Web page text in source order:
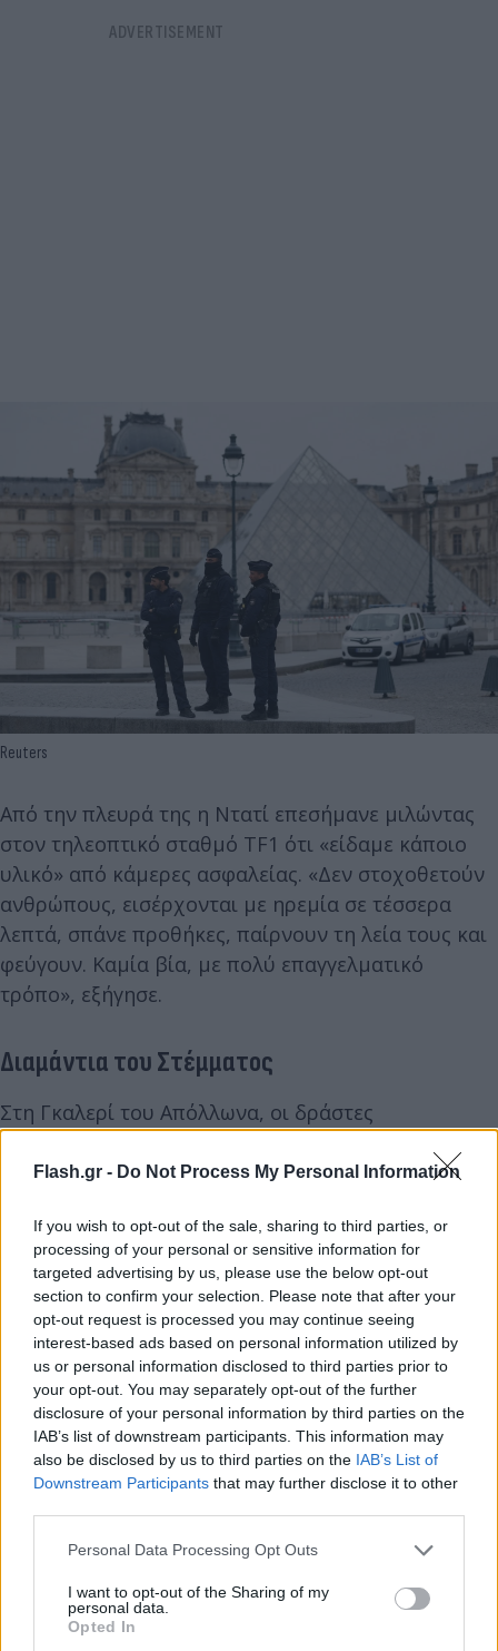
Flash.gr - Do Not Process My Personal Information
If you wish to opt-out of the sale, sharing to third parties, or
processing of your personal or sensitive information for
targeted advertising by us, please use the below opt-out
section to confirm your selection. Please note that after your
opt-out request is processed you may continue seeing
interest-based ads based on personal information utilized by
us or personal information disclosed to third parties prior to
your opt-out. You may separately opt-out of the further
disclosure of your personal information by third parties on the
IAB’s list of downstream participants. This information may
also be disclosed by us to third parties on the IAB’s List of
Downstream Participants that may further disclose it to other
Please note that this website/app uses one or more Google
not limited to your visit or usage behaviour. You may click to
grant or deny consent to Google and its third-party tags to
use your data for below specified purposes in below Google
Personal Data Processing Opt Outs
I want to opt-out of the Sharing of my
personal data.
Opted In
Reuters
Από την πλευρά της η Ντατί επεσήμανε μιλώντας
στον τηλεοπτικό σταθμό TF1 ότι «είδαμε κάποιο
υλικό» από κάμερες ασφαλείας. «Δεν στοχοθετούν
ανθρώπους, εισέρχονται με ηρεμία σε τέσσερα
λεπτά, σπάνε προθήκες, παίρνουν τη λεία τους και
φεύγουν. Καμία βία, με πολύ επαγγελματικό
τρόπο», εξήγησε.
Διαμάντια του Στέμματος
Στη Γκαλερί του Απόλλωνα, οι δράστες
επικεντρώθηκαν σε «δύο προθήκες», σύμφωνα με
τον Νουνιέζ.
Η γκαλερί, η οποία κατασκευάστηκε κατόπιν
εντολής του βασιλιά Λουδοβίκου ΙΔ', φιλοξενεί τη
βασιλική συλλογή πολύτιμων λίθων και τα
διαμάντια του Στέμματος, μεταξύ των οποίων τρία
ιστορικά κομμάτια: Le Régent, Le Sancy και
L’Hortensia.
Ο Νουνιέζ, πρώην αστυνομικός διευθυντής του
Παρισιού ο οποίος διορίστηκε πρόσφατα υπουργός
συλληφθούν «πολύ σύντομα».
Σύμφωνα με τον ίδιο,